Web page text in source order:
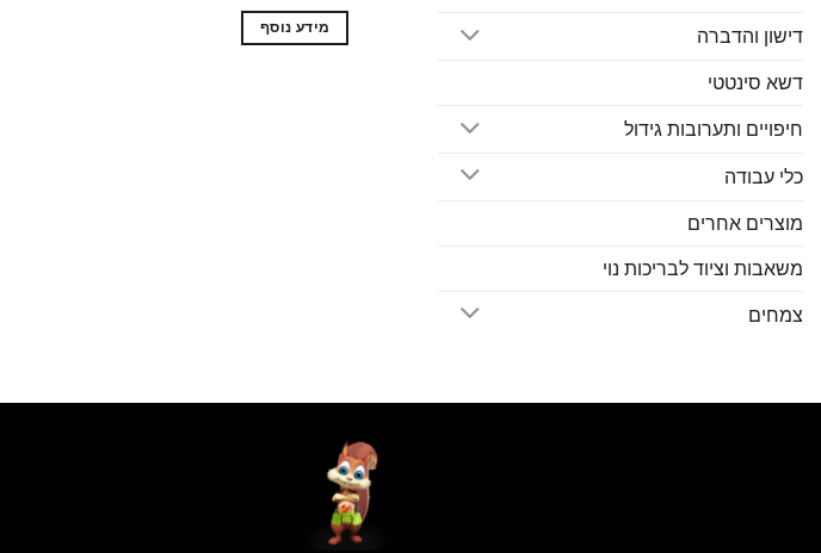
דישון והדברה
דשא סינטטי
חיפויים ותערובות גידול
כלי עבודה
מוצרים אחרים
משאבות וציוד לבריכות נוי
צמחים
מידע נוסף